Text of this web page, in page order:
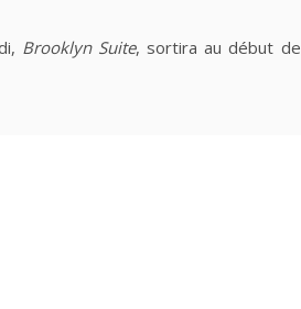
Brooklyn Suite, sortira au début de